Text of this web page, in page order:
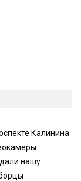
Калинина
нашу